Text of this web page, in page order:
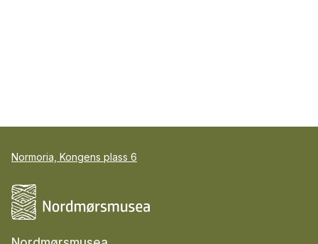
Normoria, Kongens plass 6